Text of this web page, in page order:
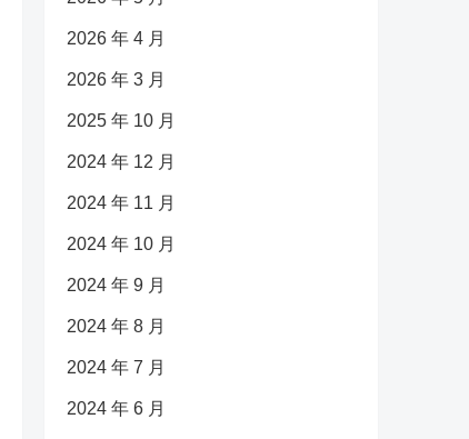
2026 年 4 月
2026 年 3 月
2025 年 10 月
2024 年 12 月
2024 年 11 月
2024 年 10 月
2024 年 9 月
2024 年 8 月
2024 年 7 月
2024 年 6 月